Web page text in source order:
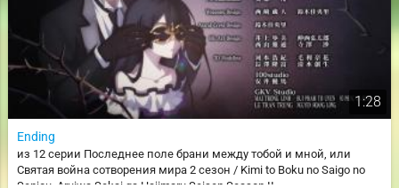
1:28
Ending
из 12 серии Последнее поле брани между тобой и мной, или
Святая война сотворения мира 2 сезон / Kimi to Boku no Saigo no